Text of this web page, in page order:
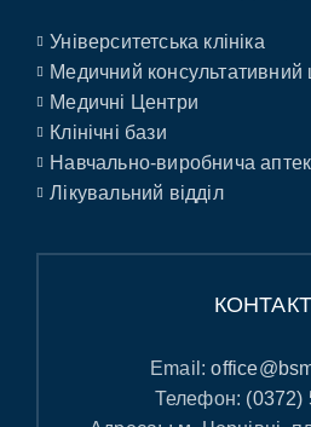
Університетська клініка
Медичний консультативний
Медичні Центри
Клінічні бази
Навчально-виробнича
Лікувальний відділ
Email:
Телефон: (0372)